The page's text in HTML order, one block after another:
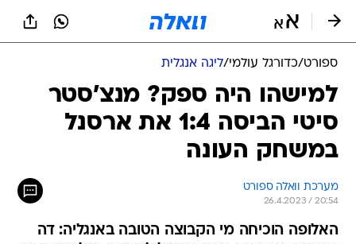
ספורט/כדורגל עולמי/ליגה אנגלית
למישהו היה ספק? מנצ'סטר
סיטי הביסה 1:4 את ארסנל
במשחק העונה
מערכת וואלה ספורט
26.4.2023 / 20:54
האלופה הוכיחה מי הקבוצה הטובה באנגליה: דה